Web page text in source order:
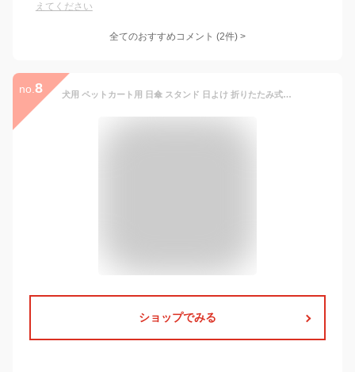
えてください
全てのおすすめコメント (2件) >
no. 8 犬用 ペットカート用 日傘 スタンド 日よけ 折りたたみ式 スタンド付き 直径91cm (ブルー, 直径91cm)
ショップでみる